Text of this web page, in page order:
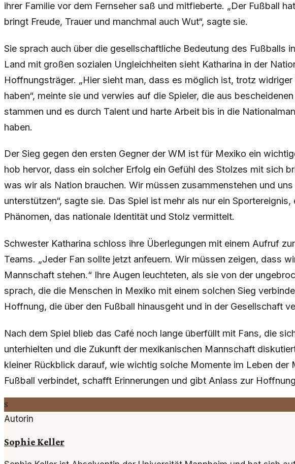
ihrer Familie vor dem Fernseher saß und mitfieberte. „Der Fußball
bringt Freude, Trauer und manchmal auch Wut“, sagte sie.
Sie sprach auch über die gesellschaftliche Bedeutung des Fußballs
Land mit großen sozialen Ungleichheiten sieht Katharina in der
Hoffnungsträger. „Hier sieht man, dass es möglich ist, trotz
haben“, meinte sie und verwies auf die Spieler, die aus
stammen und es durch Talent und harte Arbeit bis in die
haben.
Der Sieg gegen den ersten Gegner der WM ist für Mexiko ein
hob hervor, dass ein solcher Erfolg ein Gefühl des Stolzes mit sich
was wir als Nation brauchen. Wir müssen zusammenstehen und
unterstützen“, sagte sie. Das Spiel ist mehr als nur ein
Phänomen, das nationale Identität und Stolz vermittelt.
Schwester Katharina schloss ihre Überlegungen mit einem Aufruf
Teams. „Jeder Fan sollte jetzt anfeuern. Wir müssen zeigen, dass
Mannschaft stehen.“ Ihre Augen leuchteten, als sie von der
sprach, die die Menschen in Mexiko mit einem solchen Sieg
Hoffnung, die über den Fußball hinausgeht und in der Gesellschaft
Nach dem Spiel blieb das Café noch lange überfüllt mit Fans, die
unterhielten und die Zukunft der mexikanischen Mannschaft
kleiner Rückblick darauf, wie wichtig solche Momente im Leben der
Fußball verbindet, schafft Erinnerungen und gibt Anlass zur
S
Autorin
Sophie Keller